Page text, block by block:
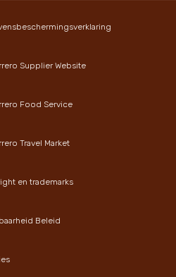
Supplier Website
Food Service
Travel Market
en trademarks
Beleid